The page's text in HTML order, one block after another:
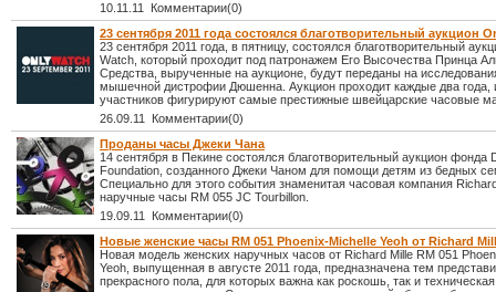
10.11.11 Комментарии(0)
23 сентября 2011 года состоялся благотворительный аукцион
23 сентября 2011 года, в пятницу, состоялся благотворительный
Watch, который проходит под патронажем Его Высочества Принца
Средства, вырученные на аукционе, будут переданы на
мышечной дистрофии Дюшенна. Аукцион проходит каждые два года,
участников фигурируют самые престижные швейцарские часовые
26.09.11 Комментарии(0)
Проданы часы Джеки Чана
14 сентября в Пекине состоялся благотворительный аукцион фонда
Foundation, созданного Джеки Чаном для помощи детям из бедных
Специально для этого события знаменитая часовая компания
наручные часы RM 055 JC Tourbillon.
19.09.11 Комментарии(0)
Новые женские часы RM 051 Phoenix-Michelle Yeoh от Richard
Новая модель женских наручных часов от Richard Mille RM 051
Yeoh, выпущенная в августе 2011 года, предназначена тем
прекрасного пола, для которых важна как роскошь, так и техническая